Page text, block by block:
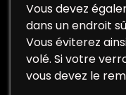
Vous devez
dans un endroit
Vous éviterez
volé. Si votre
vous devez le